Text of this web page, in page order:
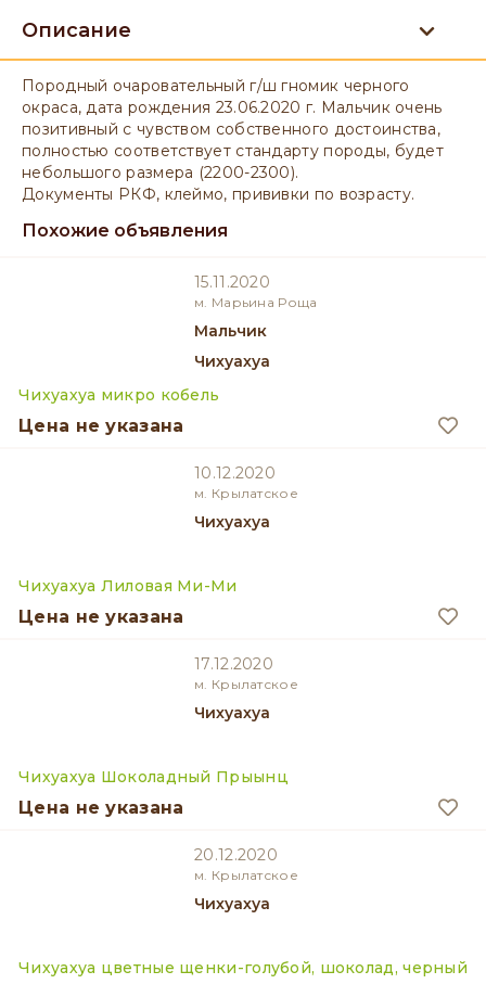
Описание
Породный очаровательный г/ш гномик черного
окраса, дата рождения 23.06.2020 г. Мальчик очень
позитивный с чувством собственного достоинства,
полностью соответствует стандарту породы, будет
небольшого размера (2200-2300).
Документы РКФ, клеймо, прививки по возрасту.
Похожие объявления
15.11.2020
м. Марьина Роща
мальчик
Чихуахуа
Чихуахуа микро кобель
Цена не указана
10.12.2020
м. Крылатское
Чихуахуа
Чихуахуа Лиловая Ми-Ми
Цена не указана
17.12.2020
м. Крылатское
Чихуахуа
Чихуахуа Шоколадный Прыынц
Цена не указана
20.12.2020
м. Крылатское
Чихуахуа
Чихуахуа цветные щенки-голубой, шоколад, черный